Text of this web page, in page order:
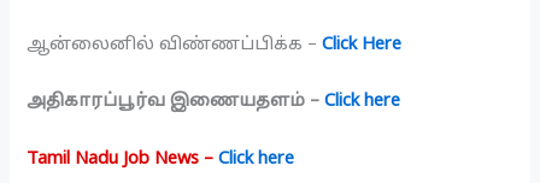
ஆன்லைனில் விண்ணப்பிக்க –Click Here
அதிகாரப்பூர்வ இணையதளம் –Click here
Tamil Nadu Job News –Click here